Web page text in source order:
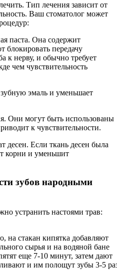
Тип лечения зависит от
Ваш стоматолог может
паста. Она содержит
блокировать передачу
к нерву, и обычно требует
чем чувствительность
эмаль и уменьшает
Они могут быть использованы
к чувствительности.
десен. Если ткань десен была
корни и уменьшит
зубов народными
устранить настоями трав:
на стакан кипятка добавляют
сырья и на водяной бане
еще 7-10 минут, затем дают
и им полощут зубы 3-5